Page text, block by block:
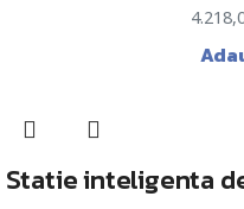
Statie inteligenta